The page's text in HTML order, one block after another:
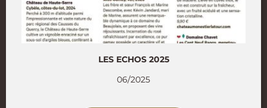
LES ECHOS 2025
06/2025